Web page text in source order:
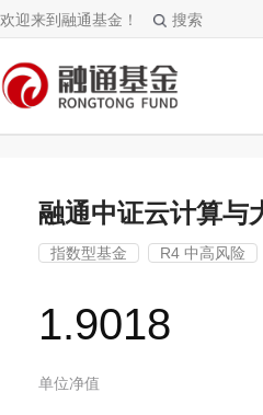
欢迎来到融通基金！ 搜索
融通中证云计算
指数型基金 R4 中高风险
1.9018
单位净值